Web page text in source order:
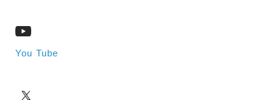
You Tube